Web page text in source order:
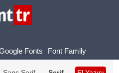
Fonts Font Family